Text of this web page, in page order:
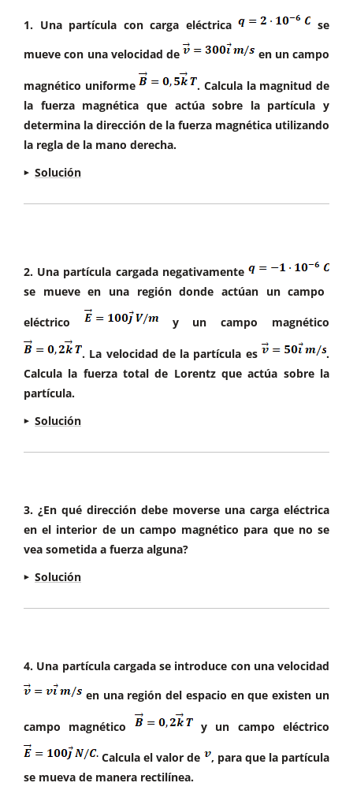
1. Una partícula con carga eléctrica
se
mueve con una velocidad de
en un campo
magnético uniforme
. Calcula la magnitud de
la fuerza magnética que actúa sobre la partícula y
determina la dirección de la fuerza magnética utilizando
la regla de la mano derecha.
Solución
La fuerza magnética sobre una carga en
donde:
es la velocidad de la carga.
Ahora, calculamos la fuerza magnética:
La magnitud de la fuerza es:
La fuerza es en la dirección negativa del eje .
Para obtener esta dirección mediante la regla de
2. Una partícula cargada negativamente
se mueve en una región donde actúan un campo
eléctrico y un campo magnético
. La velocidad de la partícula es
.
Calcula la fuerza total de Lorentz que actúa sobre la
partícula.
Solución
La fuerza total de Lorentz se define como
Primero, calculamos el producto vectorial :
Por lo tanto, la fuerza de Lorentz es
y
está dirigida en el sentido negativo del eje y
.
3. ¿En qué dirección debe moverse una carga eléctrica
en el interior de un campo magnético para que no se
vea sometida a fuerza alguna?
Solución
Para que una carga eléctrica no experimente
actuante sobre ella sea nula. La fuerza de Lorentz
está dada por la siguiente expresión:
donde:
4. Una partícula cargada se introduce con una velocidad
en una región del espacio en que existen un
campo magnético y un campo eléctrico
Calcula el valor de
, para que la partícula
se mueva de manera rectilínea.